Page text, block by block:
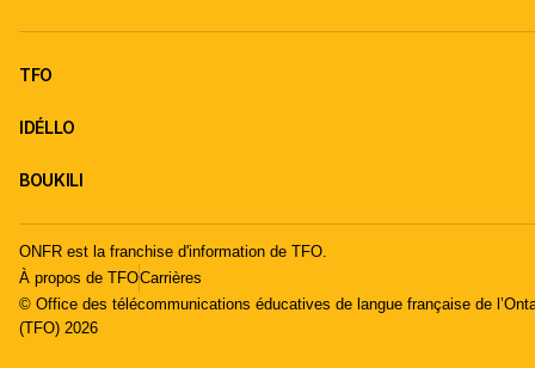
TFO
IDÉLLO
BOUKILI
ONFR est la franchise d'information de TFO.
À propos de TFOCarrières
© Office des télécommunications éducatives de langue française de
(TFO) 2026